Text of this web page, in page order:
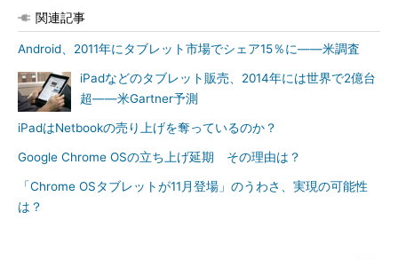
関連記事
Android、2011年にタブレット市場でシェア15％に――米調査
iPadなどのタブレット販売、2014年には世界で2億台
超――米Gartner予測
iPadはNetbookの売り上げを奪っているのか？
Google Chrome OSの立ち上げ延期 その理由は？
「Chrome OSタブレットが11月登場」のうわさ、実現の可能性
は？